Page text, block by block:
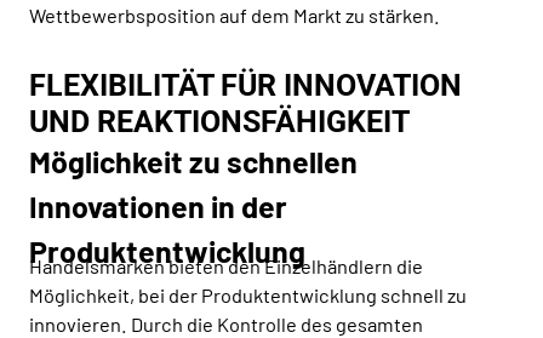
Wettbewerbsposition auf dem Markt zu stärken.
FLEXIBILITÄT FÜR INNOVATION
UND REAKTIONSFÄHIGKEIT
Möglichkeit zu schnellen
Innovationen in der
Produktentwicklung
Handelsmarken bieten den Einzelhändlern die
Möglichkeit, bei der Produktentwicklung schnell zu
innovieren. Durch die Kontrolle des gesamten